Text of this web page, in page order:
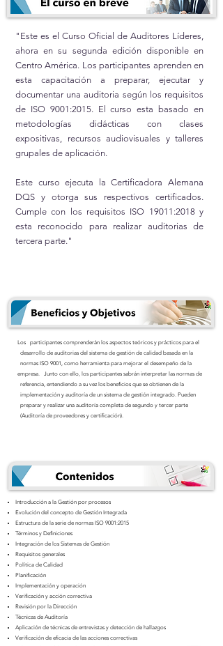
"Este es el Curso Oficial de Auditores Líderes,
ahora en su segunda edición disponible en
Centro América. Los participantes aprenden en
esta capacitación a preparar, ejecutar y
documentar una auditoria según los requisitos
de ISO 9001:2015. El curso esta basado en
metodologías didácticas con clases
expositivas, recursos audiovisuales y talleres
grupales de aplicación.
Este curso ejecuta la Certificadora Alemana
DQS y otorga sus respectivos certificados.
Cumple con los requisitos ISO 19011:2018 y
esta reconocido para realizar auditorias de
tercera parte."
Los participantes comprenderán los aspectos teóricos y prácticos para el
desarrollo de auditorias del sistema de gestión de calidad basada en la
normas ISO 9001, como herramienta para mejorar el desempeño de la
empresa. Junto con ello, los participantes sabrán interpretar las normas de
referencia, entendiendo a su vez los beneficios que se obtienen de la
implementación y auditoría de un sistema de gestión integrado. Pueden
preparar y realizar una auditoría completa de segundo y tercer parte
(Auditoría de proveedores y certificación).
Introducción a la Gestión por procesos
Evolución del concepto de Gestión Integrada
Estructura de la serie de normas ISO 9001:2015
Términos y Definiciones
Integración de los Sistemas de Gestión
Requisitos generales
Política de Calidad
Planificación
Implementación y operación
Verificación y acción correctiva
Revisión por la Dirección
Técnicas de Auditoría
Aplicación de técnicas de entrevistas y detección de hallazgos
Verificación de eficacia de las acciones correctivas